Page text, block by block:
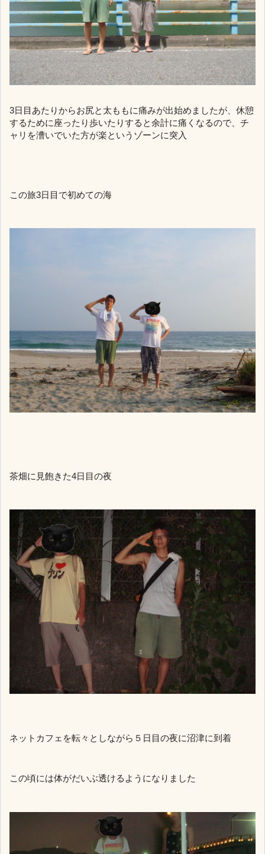
3日目あたりからお尻と太ももに痛みが出始めましたが、休憩
するために座ったり歩いたりすると余計に痛くなるので、チ
ャリを漕いでいた方が楽というゾーンに突入
この旅3日目で初めての海
茶畑に見飽きた4日目の夜
ネットカフェを転々としながら５日目の夜に沼津に到着
この頃には体がだいぶ透けるようになりました